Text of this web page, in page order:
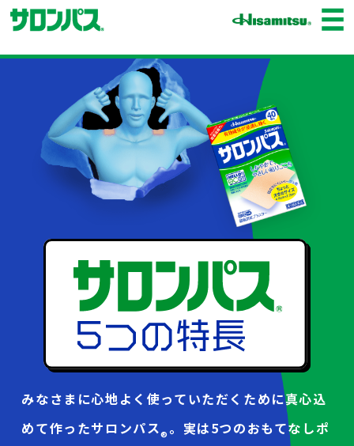
みなさまに心地よく使っていただくために真心込
めて作ったサロンパス®。実は5つのおもてなしポ